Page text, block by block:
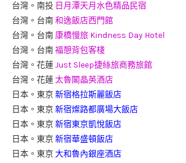
台灣。南投 日月潭天月水色精品民宿
台灣。台南和逸飯店西門館
台灣。台南 康橋慢旅 Kindness Day Hotel
台灣。台南福憩背包客棧
台灣。花蓮Just Sleep捷絲旅商務旅館
台灣。花蓮太魯閣晶英酒店
日本。東京新宿格拉斯麗飯店
日本。東京新宿燦路都廣場大飯店
日本。東京新宿東京凱悅飯店
日本。東京新宿華盛頓飯店
日本。東京大和魯內銀座酒店